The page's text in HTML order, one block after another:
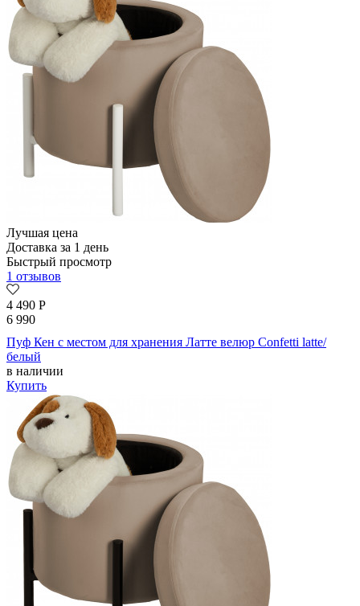
Лучшая цена
Доставка за 1 день
Быстрый просмотр
1 отзывов
4 490 Р
6 990
Пуф Кен с местом для хранения Латте велюр Confetti latte/
белый
в наличии
Купить